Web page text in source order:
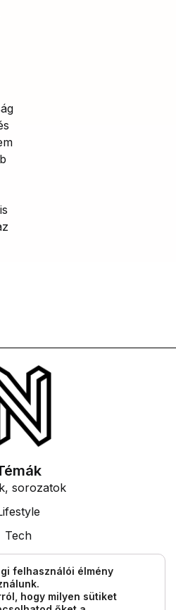
sorozatok
Tech
felhasználói élmény
hogy milyen sütiket